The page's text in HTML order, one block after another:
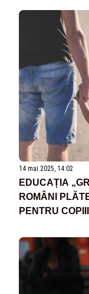
14 mai 2025, 14:02
EDUCAȚIA
ROMÂNI
PENTRU